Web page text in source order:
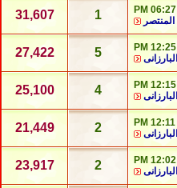
06:27 PM
المنتصر 1
31,607
12:25 PM
البارزانى 5
27,422
12:15 PM
البارزانى 4
25,100
12:11 PM
البارزانى 2
21,449
12:02 PM
البارزانى 2
23,917